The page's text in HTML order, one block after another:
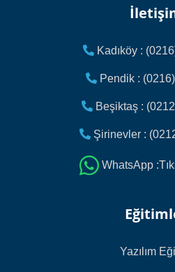
Kadıköy :
Pendik :
Beşiktaş :
Şirinevler :
WhatsApp
Yazılım